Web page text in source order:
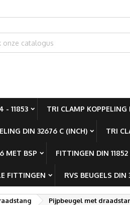
- 11853 TRI CLAMP
DIN 32676 C (INCH) TRI
MET BSP FITTINGEN DIN
FITTINGEN RVS BEUGELS DIN
Pijpbeugel met
aan Verlanglijst
((cancelText))
om producten in uw verlanglijst op